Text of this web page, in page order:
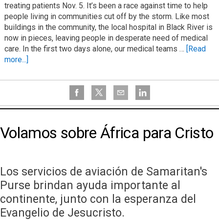
treating patients Nov. 5. It’s been a race against time to help
people living in communities cut off by the storm. Like most
buildings in the community, the local hospital in Black River is
now in pieces, leaving people in desperate need of medical
care. In the first two days alone, our medical teams … [Read
more...]
Volamos sobre África para Cristo
Los servicios de aviación de Samaritan's
Purse brindan ayuda importante al
continente, junto con la esperanza del
Evangelio de Jesucristo.